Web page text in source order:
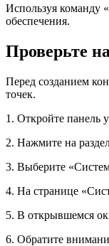
Используя команду
обеспечения.
Проверьте
Перед созданием
точек.
1. Откройте панель
2. Нажмите на
3. Выберите
4. На странице
5. В открывшемся
6. Обратите